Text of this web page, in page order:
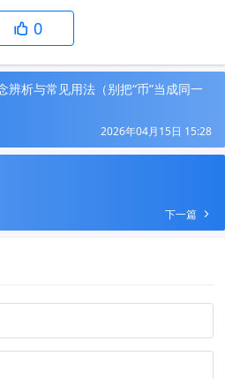
0
析与常见用法（别把“币”当成同一
2026年04月15日 15:28
下一篇